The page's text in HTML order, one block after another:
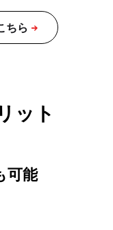
ット
可能